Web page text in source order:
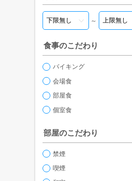
～
食事のこだわり
バイキング
会場食
部屋食
個室食
部屋のこだわり
禁煙
喫煙
ート彩の郷